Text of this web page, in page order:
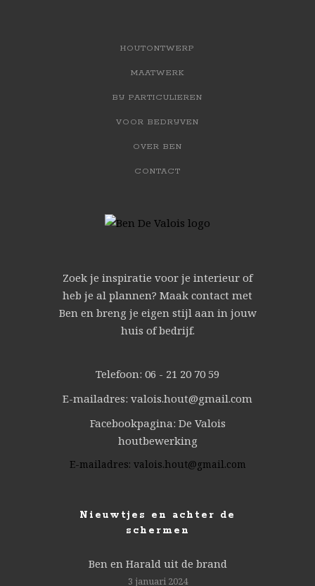
HOUTONTWERP
MAATWERK
BIJ PARTICULIEREN
VOOR BEDRIJVEN
OVER BEN
CONTACT
Zoek je inspiratie voor je interieur of
heb je al plannen? Maak contact met
Ben en breng je eigen stijl aan in jouw
huis of bedrijf.
Telefoon: 06 - 21 20 70 59
E-mailadres: valois.hout@gmail.com
Facebookpagina: De Valois
houtbewerking
E-mailadres: valois.hout@gmail.com
Nieuwtjes en achter de
schermen
Ben en Harald uit de brand
3 januari 2024